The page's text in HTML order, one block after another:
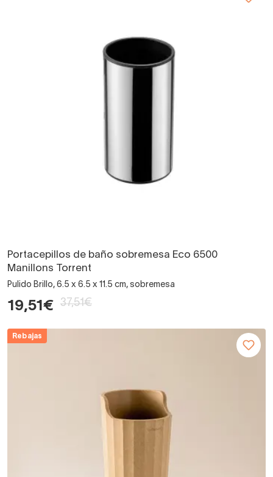
Portacepillos de baño sobremesa Eco 6500
Manillons Torrent
Pulido Brillo, 6.5 x 6.5 x 11.5 cm, sobremesa
19,51€ 37,51€
Rebajas